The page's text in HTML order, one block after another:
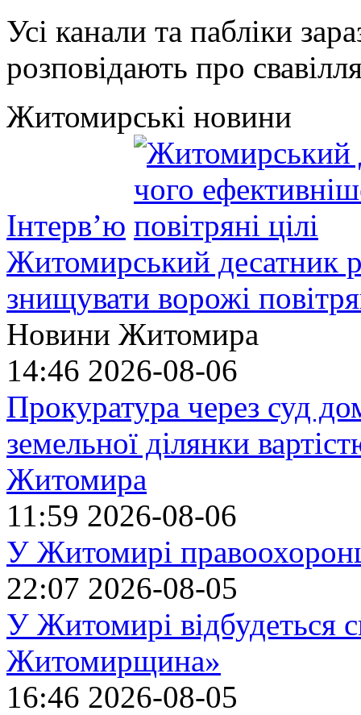
Усі канали та пабліки
розповідають про
Житомирські новини
Інтерв’ю
Житомирський десатник
знищувати ворожі
Новини Житомира
14:46 2026-08-06
Прокуратура через суд
земельної ділянки
Житомира
11:59 2026-08-06
У Житомирі
22:07 2026-08-05
У Житомирі відбудеться
Житомирщина»
16:46 2026-08-05